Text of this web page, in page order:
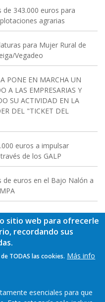
de 343.000 euros para
agrarias
para Mujer Rural de
Vegadeo
PONE EN MARCHA UN
A LAS EMPRESARIAS Y
SU ACTIVIDAD EN LA
DEL "TICKET DEL
euros a impulsar
de los GALP
de euros en el Bajo Nalón a
sitio web para ofrecerle
recordando sus
TODAS las cookies. Más info
esenciales para que